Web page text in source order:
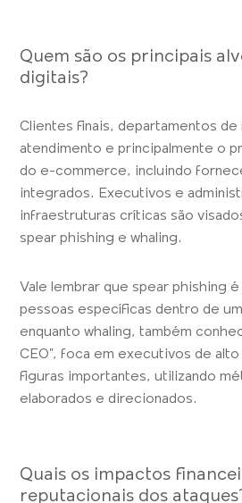
Quem são os principais
digitais?
Clientes finais, departamentos de
atendimento e principalmente o
do e-commerce, incluindo
integrados. Executivos e
infraestruturas críticas são
spear phishing e whaling.
Vale lembrar que spear phishing
pessoas específicas dentro de
enquanto whaling, também
CEO”, foca em executivos de
figuras importantes, utilizando
elaborados e direcionados.
Quais os impactos
reputacionais dos